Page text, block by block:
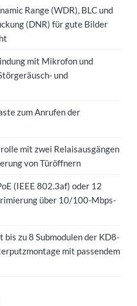
Range (WDR), BLC und
(DNR) für gute Bilder
mit Mikrofon und
und
zum Anrufen der
mit zwei Relaisausgängen
von Türöffnern
(IEEE 802.3af) oder 12
über 10/100-Mbps-
zu 8 Submodulen der KD8-
mit passendem